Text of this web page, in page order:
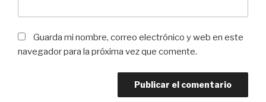
Guarda mi nombre, correo electrónico y web en este
navegador para la próxima vez que comente.